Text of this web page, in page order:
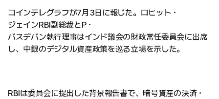
コインテレグラフが7月3日に報じた。ロヒット・
ジェインRBI副総裁とP・
バスデバン執行理事はインド議会の財政常任委員会に出席
し、中銀のデジタル資産政策を巡る立場を示した。
RBIは委員会に提出した背景報告書で、暗号資産の決済・